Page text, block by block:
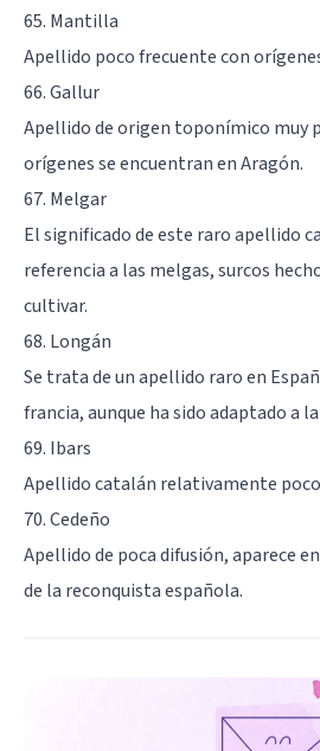
65. Mantilla
Apellido poco frecuente con
66. Gallur
Apellido de origen toponímico muy
orígenes se encuentran en Aragón.
67. Melgar
El significado de este raro apellido
referencia a las melgas, surcos
cultivar.
68. Longán
Se trata de un apellido raro en
francia, aunque ha sido adaptado a
69. Ibars
Apellido catalán relativamente poco
70. Cedeño
Apellido de poca difusión, aparece
de la reconquista española.